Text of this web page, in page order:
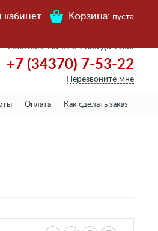
Корзина: пуста
РаботаемПн-пт с 11.00 до 19.00
+7 (34370) 7-53-22
Перезвоните мне
Оплата Как сделать заказ